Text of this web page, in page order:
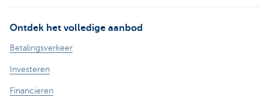
Ontdek het volledige aanbod
Betalingsverkeer
Investeren
Financieren